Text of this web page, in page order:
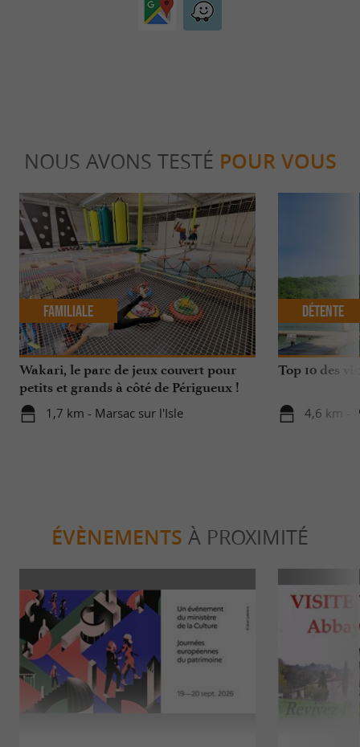
NOUS AVONS TESTÉ POUR VOUS
Wakari, le parc de jeux couvert pour
petits et grands à côté de Périgueux !
1,7 km - Marsac sur l'Isle
Familiale
Top 10 des
4,6 km -
Détente
ÉVÈNEMENTS À PROXIMITÉ